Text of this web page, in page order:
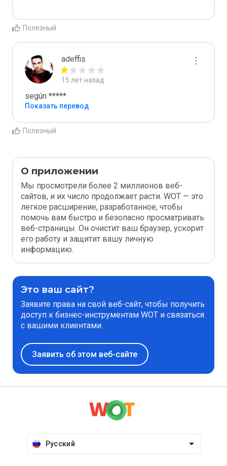
Полезный
adeffis
15 лет назад
según *****
Показать перевод
Полезный
О приложении
Мы просмотрели более 2 миллионов веб-
сайтов, и их число продолжает расти. WOT — это
легкое расширение, разработанное, чтобы
помочь вам быстро и безопасно просматривать
веб-страницы. Он очистит ваш браузер, ускорит
его работу и защитит вашу личную
информацию.
Это ваш сайт?
Заявите права на свой веб-сайт, чтобы получить
доступ к бизнес-инструментам WOT и связаться
с вашими клиентами.
Заявить об этом веб-сайте
Русский